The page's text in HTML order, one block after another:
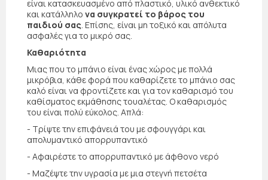
είναι κατασκευασμένο από πλαστικό, υλικό ανθεκτικό
και κατάλληλο να συγκρατεί το βάρος του
παιδιού σας. Επίσης, είναι μη τοξικό και απόλυτα
ασφαλές για το μικρό σας.
Καθαριότητα
Μιας που το μπάνιο είναι ένας χώρος με πολλά
μικρόβια, κάθε φορά που καθαρίζετε το μπάνιο σας
καλό είναι να φροντίζετε και για τον καθαρισμό του
καθίσματος εκμάθησης τουαλέτας. Ο καθαρισμός
του είναι πολύ εύκολος. Απλά:
- Τρίψτε την επιφάνειά του με σφουγγάρι και
απολυμαντικό απορρυπαντικό
- Αφαιρέστε το απορρυπαντικό με άφθονο νερό
- Μαζέψτε την υγρασία με μια στεγνή πετσέτα